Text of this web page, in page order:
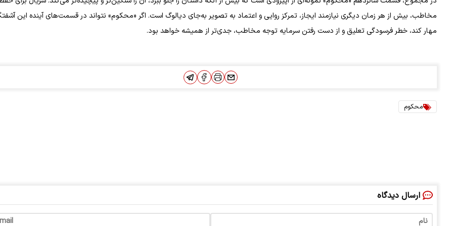
مخاطب، بیش از هر زمان دیگری نیازمند ایجاز، تمرکز روایی و اعتماد به تصویر به‌جای دیالوگ است. اگر «محکوم» نتواند در قسمت‌های آینده این
مهار کند، خطر فرسودگی تعلیق و از دست رفتن سرمایه توجه مخاطب، جدی‌تر از همیشه خواهد بود.
محکوم
ارسال دیدگاه